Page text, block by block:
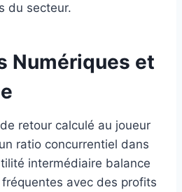
du secteur.
Numériques et
retour calculé au joueur
ratio concurrentiel dans
intermédiaire balance
avec des profits